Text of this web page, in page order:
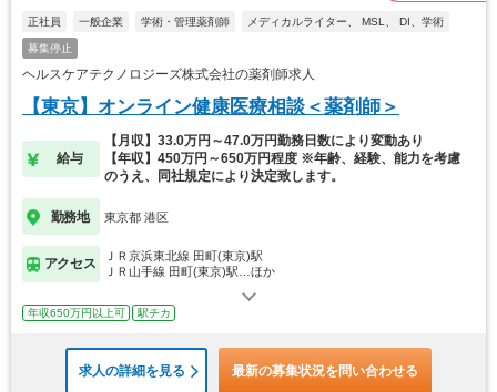
正社員 一般企業 学術・管理薬剤師 メディカルライター、 MSL、 DI、学術
募集停止
ヘルスケアテクノロジーズ株式会社の薬剤師求人
【東京】オンライン健康医療相談＜薬剤師＞
給与
【月収】33.0万円～47.0万円勤務日数により変動あり
【年収】450万円～650万円程度 ※年齢、経験、能力を考慮
のうえ、同社規定により決定致します。
勤務地 東京都 港区
アクセス
ＪＲ京浜東北線 田町(東京)駅
ＪＲ山手線 田町(東京)駅…ほか
年収650万円以上可 駅チカ
求人の詳細を見る 最新の募集状況を問い合わせる